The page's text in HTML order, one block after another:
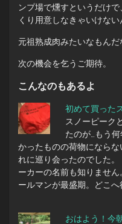
ンプ場で燻すというだけ
くり用意しなきゃいけな
元祖熟成肉みたいなもんだ
次の機会を乞うご期待。
こんなのもあるよ
初めて買った
スノーピーク
たのが…もう
かったものの荷物になら
れに巡り会ったのでした
ーカーの名前も知りませ
ールマンが最盛期。どこへ
おはよう！今